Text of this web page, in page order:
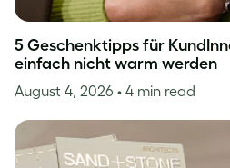
5 Geschenktipps für
einfach nicht warm werden
August 4, 2026 • 4 min read